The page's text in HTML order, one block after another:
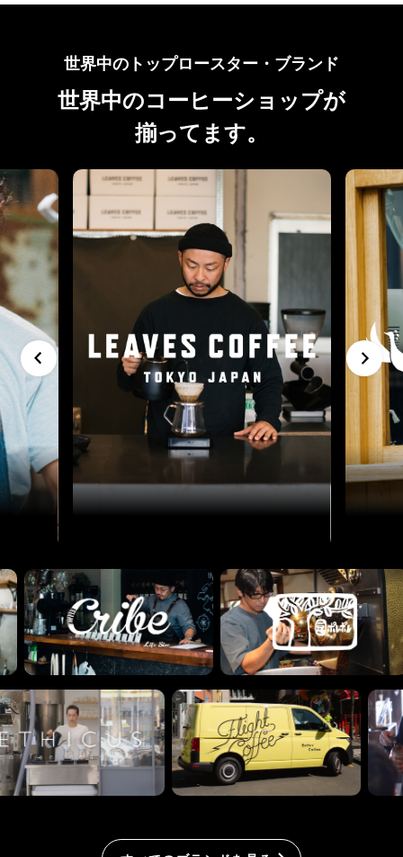
世界中のトップロースター・ブランド
世界中のコーヒーショップが
揃ってます。